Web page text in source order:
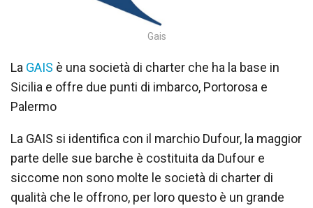
Gais
La GAIS è una società di charter che ha la base in
Sicilia e offre due punti di imbarco, Portorosa e
Palermo
La GAIS si identifica con il marchio Dufour, la maggior
parte delle sue barche è costituita da Dufour e
siccome non sono molte le società di charter di
qualità che le offrono, per loro questo è un grande